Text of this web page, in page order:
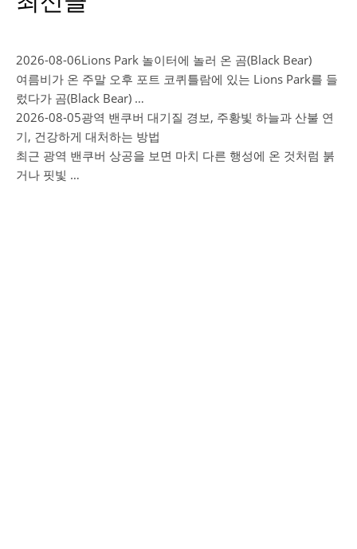
2026-08-06Lions Park 놀이터에 놀러 온 곰(Black Bear)
여름비가 온 주말 오후 포트 코퀴틀람에 있는 Lions Park를 들
렀다가 곰(Black Bear) …
2026-08-05광역 밴쿠버 대기질 경보, 주황빛 하늘과 산불 연
기, 건강하게 대처하는 방법
최근 광역 밴쿠버 상공을 보면 마치 다른 행성에 온 것처럼 붉
거나 핏빛 …